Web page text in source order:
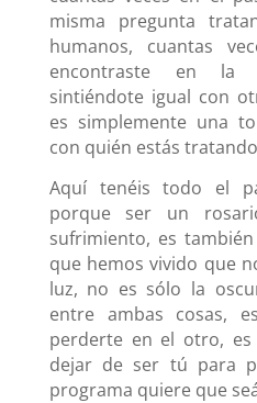
misma pregunta
humanos, cuantas
encontraste en la
sintiéndote igual con
es simplemente una
con quién estás
Aquí tenéis todo el
porque ser un
sufrimiento, es
que hemos vivido que
luz, no es sólo la
entre ambas cosas,
perderte en el otro,
dejar de ser tú para
programa quiere que